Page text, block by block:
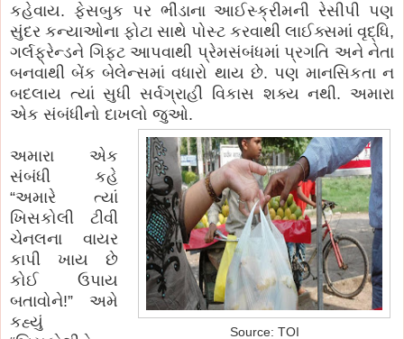
કહેવાય. ફેસબુક પર ભીંડાના આઈસ્ક્રીમની રેસીપી પણ
સુંદર કન્યાઓના ફોટા સાથે પોસ્ટ કરવાથી લાઈક્સમાં વૃદ્ધિ,
ગર્લફ્રેન્ડને ગિફ્ટ આપવાથી પ્રેમસંબંધમાં પ્રગતિ અને નેતા
બનવાથી બેંક બેલેન્સમાં વધારો થાય છે. પણ માનસિકતા ન
બદલાય ત્યાં સુધી સર્વગ્રાહી વિકાસ શક્ય નથી. અમારા
એક સંબંધીનો દાખલો જુઓ.
Source: TOI
અમારા એક
સંબંધી કહે
“અમારે ત્યાં
ખિસકોલી ટીવી
ચેનલના વાયર
કાપી ખાય છે
કોઈ ઉપાય
બતાવોને!” અમે
કહ્યું